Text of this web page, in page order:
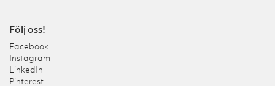
Följ oss!
Facebook
Instagram
LinkedIn
Pinterest